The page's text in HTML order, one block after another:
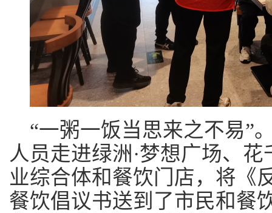
“一粥一饭当思来之不易”
人员走进绿洲·梦想广场、
业综合体和餐饮门店，将《
餐饮倡议书送到了市民和餐